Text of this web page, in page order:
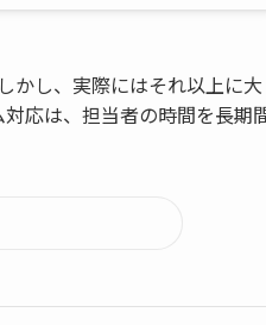
かし、実際にはそれ以上に大
応は、担当者の時間を長期